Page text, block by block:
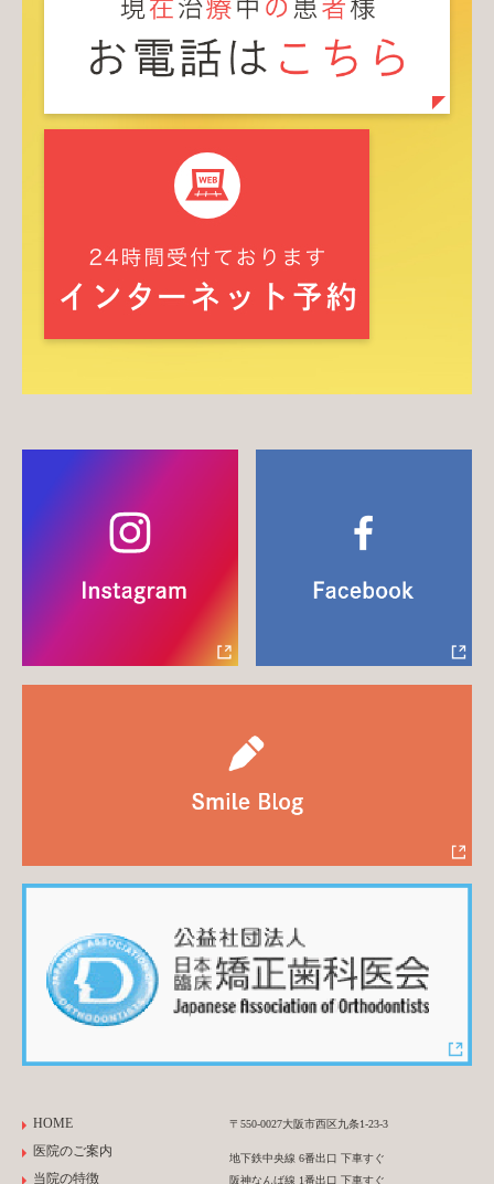
HOME
医院のご案内
当院の特徴
〒550-0027大阪市西区九条1-23-3
地下鉄中央線 6番出口 下車すぐ
阪神なんば線 1番出口 下車すぐ